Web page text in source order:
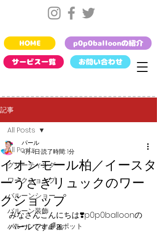
お問い合わせ
HOME
サービス一覧
p0p0balloonの紹介
記事
All Posts
グリーティング
ワークショップ
バルーンショー
バルーン装飾
バルーンフォトスポット
All Posts
イオンモール柏／イースタ
ーうさぎリュックのワー
クショップ
パール
4月4日 読了時間: 1分
みなさんこんにちは❣️p0p0balloonの
パールです🌈🎀